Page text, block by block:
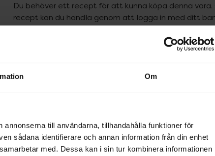
Om
till användarna, tillhandahålla funktioner för
sådana identifierare och annan information från din enhet
med. Dessa kan i sin tur kombinera informationen
Du behöver ett recept för att kunna köpa denna
recept kan du handla genom att logga in med ditt
Pris med recept
Högkostnadsskyddet gäller
260,25 kr
Köp via ditt recept